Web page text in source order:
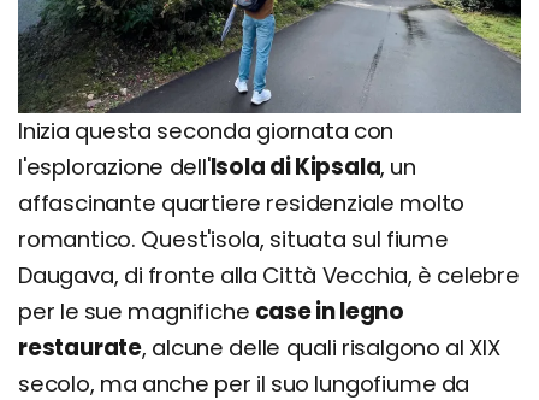
Inizia questa seconda giornata con
l'esplorazione dell'Isola di Kipsala, un
affascinante quartiere residenziale molto
romantico. Quest'isola, situata sul fiume
Daugava, di fronte alla Città Vecchia, è celebre
per le sue magnifiche case in legno
restaurate, alcune delle quali risalgono al XIX
secolo, ma anche per il suo lungofiume da